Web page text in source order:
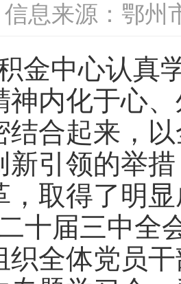
信息来源：鄂州
金中心认真
神内化于心
结合起来，
新引领的举
，取得了明
十届三中全
织全体党员